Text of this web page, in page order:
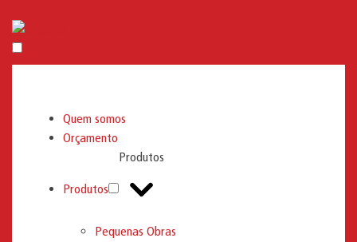
Engemix
Quem somos
Orçamento
Produtos
Produtos
Pequenas Obras